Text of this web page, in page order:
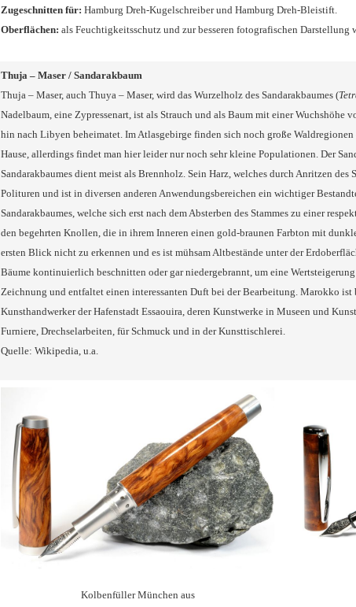
Zugeschnitten für: Hamburg Dreh-Kugelschreiber und Hamburg Dreh-Bleistift.
Oberflächen: als Feuchtigkeitsschutz und zur besseren fotografischen
Thuja – Maser / Sandarakbaum
Thuja – Maser, auch Thuya – Maser, wird das Wurzelholz des Sandarakbaumes (
Nadelbaum, eine Zypressenart, ist als Strauch und als Baum mit einer
hin nach Libyen beheimatet. Im Atlasgebirge finden sich noch große
Hause, allerdings findet man hier leider nur noch sehr kleine Populationen. Der
Sandarakbaumes dient meist als Brennholz. Sein Harz, welches durch Anritzen
Polituren und ist in diversen anderen Anwendungsbereichen ein wichtiger
Sandarakbaumes, welche sich erst nach dem Absterben des Stammes zu einer
den begehrten Knollen, die in ihrem Inneren einen gold-braunen Farbton mit
ersten Blick nicht zu erkennen und es ist mühsam Altbestände unter der
Bäume kontinuierlich beschnitten oder gar niedergebrannt, um eine
Zeichnung und entfaltet einen interessanten Duft bei der Bearbeitung. Marokko
Kunsthandwerker der Hafenstadt Essaouira, deren Kunstwerke in Museen und
Furniere, Drechselarbeiten, für Schmuck und in der Kunsttischlerei.
Quelle: Wikipedia, u.a.
Kolbenfüller München aus